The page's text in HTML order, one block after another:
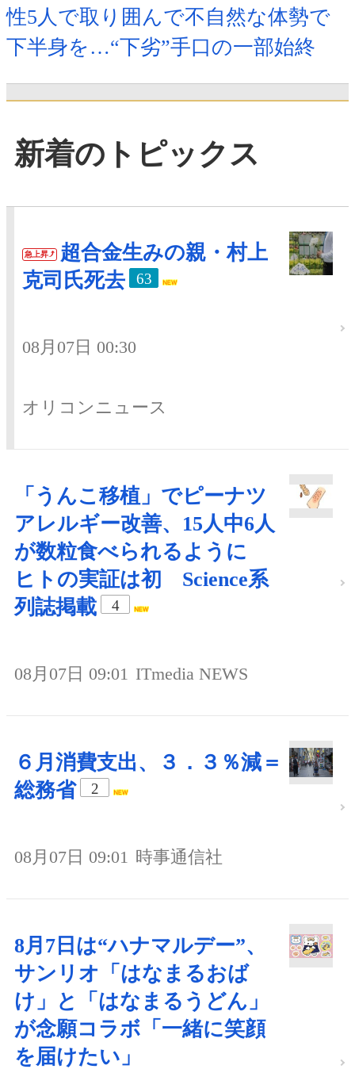
性5人で取り囲んで不自然な体勢で
下半身を…“下劣”手口の一部始終
新着のトピックス
急上昇
超合金生みの親・村上
克司氏死去
63
08月07日 00:30
オリコンニュース
「うんこ移植」でピーナツ
アレルギー改善、15人中6人
が数粒食べられるように
ヒトの実証は初 Science系
列誌掲載
4
08月07日 09:01 ITmedia NEWS
６月消費支出、３．３％減＝
総務省
2
08月07日 09:01 時事通信社
8月7日は“ハナマルデー”、
サンリオ「はなまるおば
け」と「はなまるうどん」
が念願コラボ「一緒に笑顔
を届けたい」